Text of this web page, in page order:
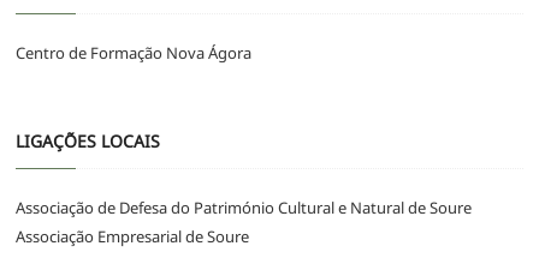
Centro de Formação Nova Ágora
LIGAÇÕES LOCAIS
Associação de Defesa do Património Cultural e Natural de Soure
Associação Empresarial de Soure